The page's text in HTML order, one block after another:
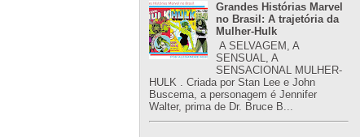
Grandes Histórias Marvel
no Brasil: A trajetória da
Mulher-Hulk
A SELVAGEM, A
SENSUAL, A
SENSACIONAL MULHER-
HULK . Criada por Stan Lee e John
Buscema, a personagem é Jennifer
Walter, prima de Dr. Bruce B...